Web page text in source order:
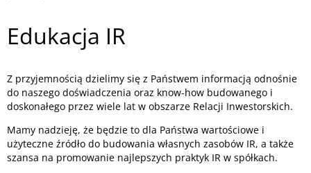
Edukacja IR
Z przyjemnością dzielimy się z Państwem informacją odnośnie
do naszego doświadczenia oraz know-how budowanego i
doskonałego przez wiele lat w obszarze Relacji Inwestorskich.
Mamy nadzieję, że będzie to dla Państwa wartościowe i
użyteczne źródło do budowania własnych zasobów IR, a także
szansa na promowanie najlepszych praktyk IR w spółkach.